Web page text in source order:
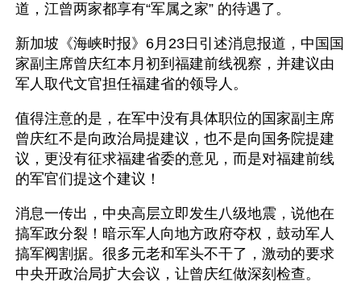
道，江曾两家都享有“军属之家” 的待遇了。
新加坡《海峡时报》6月23日引述消息报道，中国国
家副主席曾庆红本月初到福建前线视察，并建议由
军人取代文官担任福建省的领导人。
值得注意的是，在军中没有具体职位的国家副主席
曾庆红不是向政治局提建议，也不是向国务院提建
议，更没有征求福建省委的意见，而是对福建前线
的军官们提这个建议！
消息一传出，中央高层立即发生八级地震，说他在
搞军政分裂！暗示军人向地方政府夺权，鼓动军人
搞军阀割据。很多元老和军头不干了，激动的要求
中央开政治局扩大会议，让曾庆红做深刻检查。